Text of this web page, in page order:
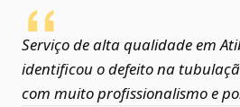
Serviço de alta qualidade em
identificou o defeito na
com muito profissionalismo e